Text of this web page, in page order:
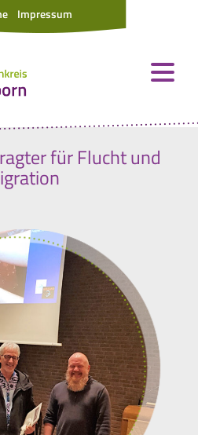
Impressum
für Flucht und